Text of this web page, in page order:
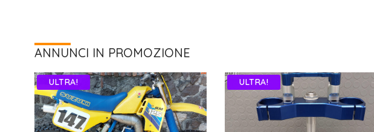
ANNUNCI IN PROMOZIONE
ULTRA! ULTRA!